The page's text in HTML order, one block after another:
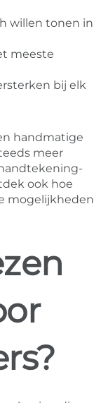
willen tonen in
meeste
bij elk
handmatige
meer
ook hoe
mogelijkheden